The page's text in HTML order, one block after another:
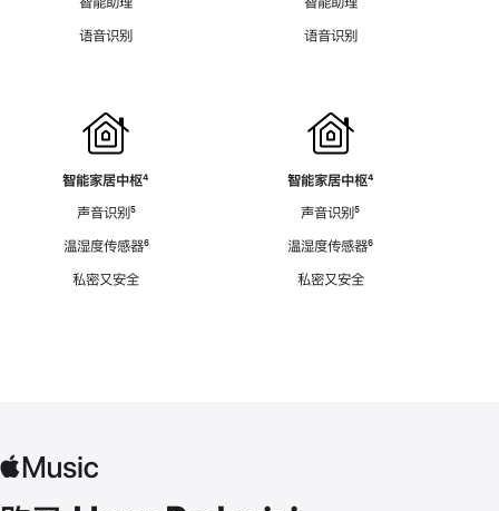
语音识别
智能家居中枢脚
⁴
声音识别脚
⁵
温湿度传感器脚
⁶
私密又安全
语音识别
智能家居中枢脚
⁴
声音识别脚
⁵
温湿度传感器脚
⁶
私密又安全